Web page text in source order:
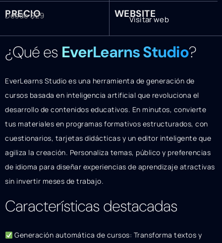
PRECIO
Desde $29 WEBSITE
Visitar web
¿Qué es EverLearns Studio?
EverLearns Studio es una herramienta de generación de
cursos basada en inteligencia artificial que revoluciona el
desarrollo de contenidos educativos. En minutos, convierte
tus materiales en programas formativos estructurados, con
cuestionarios, tarjetas didácticas y un editor inteligente que
agiliza la creación. Personaliza temas, público y preferencias
de idioma para diseñar experiencias de aprendizaje atractivas
sin invertir meses de trabajo.
Características destacadas
Generación automática de cursos: Transforma textos y